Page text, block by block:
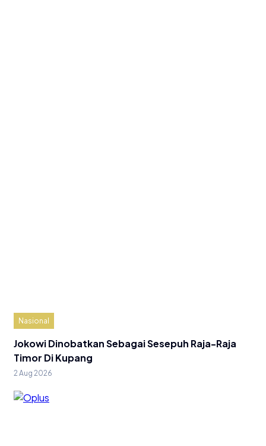
Nasional
Jokowi Dinobatkan Sebagai Sesepuh Raja-Raja
Timor Di Kupang
2 Aug 2026